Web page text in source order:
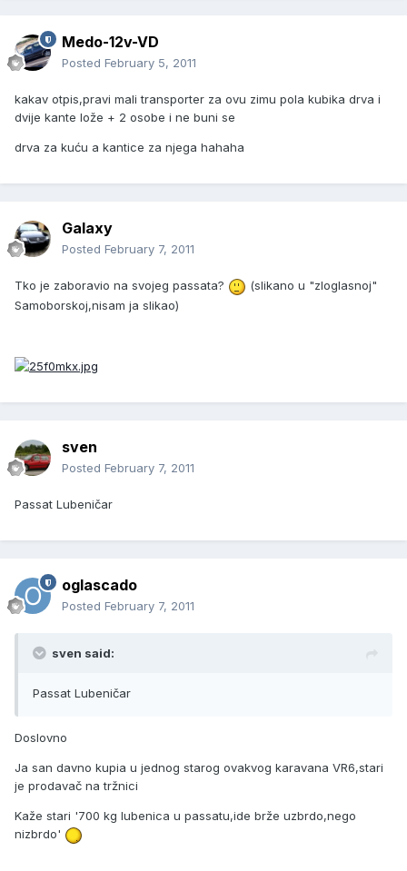
Medo-12v-VD
Posted February 5, 2011
kakav otpis,pravi mali transporter za ovu zimu pola kubika drva i
dvije kante lože + 2 osobe i ne buni se
drva za kuću a kantice za njega hahaha
Galaxy
Posted February 7, 2011
Tko je zaboravio na svojeg passata?
(slikano u "zloglasnoj"
Samoborskoj,nisam ja slikao)
sven
Posted February 7, 2011
Passat Lubeničar
oglascado
Posted February 7, 2011
sven said:
Passat Lubeničar
Doslovno
Ja san davno kupia u jednog starog ovakvog karavana VR6,stari
je prodavač na tržnici
Kaže stari '700 kg lubenica u passatu,ide brže uzbrdo,nego
nizbrdo'